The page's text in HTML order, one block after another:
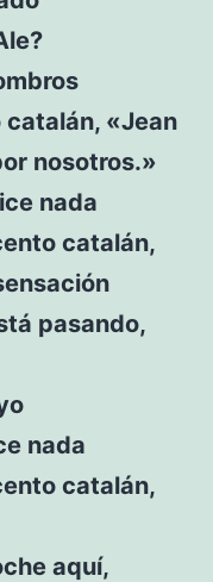
«Jean
nosotros.»
nada
catalán,
pasando,
nada
catalán,
aquí,